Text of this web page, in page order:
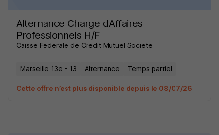
Alternance Charge d'Affaires
Professionnels H/F
Caisse Federale de Credit Mutuel Societe
Marseille 13e - 13 Alternance Temps partiel
Cette offre n’est plus disponible depuis le 08/07/26